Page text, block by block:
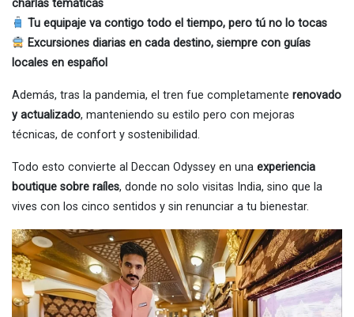
charlas temáticas
Tu equipaje va contigo todo el tiempo, pero tú no lo tocas
Excursiones diarias en cada destino, siempre con guías
locales en español
Además, tras la pandemia, el tren fue completamente renovado
y actualizado, manteniendo su estilo pero con mejoras
técnicas, de confort y sostenibilidad.
Todo esto convierte al Deccan Odyssey en una experiencia
boutique sobre raíles, donde no solo visitas India, sino que la
vives con los cinco sentidos y sin renunciar a tu bienestar.